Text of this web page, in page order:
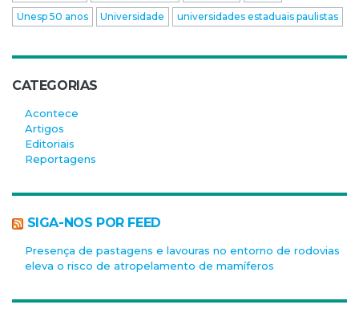
Unesp 50 anos
Universidade universidades estaduais paulistas
CATEGORIAS
Acontece
Artigos
Editoriais
Reportagens
SIGA-NOS POR FEED
Presença de pastagens e lavouras no entorno de rodovias
eleva o risco de atropelamento de mamíferos